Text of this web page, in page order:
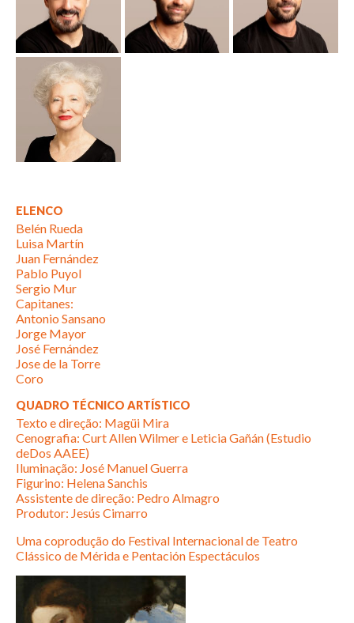
ELENCO
Belén Rueda
Luisa Martín
Juan Fernández
Pablo Puyol
Sergio Mur
Capitanes:
Antonio Sansano
Jorge Mayor
José Fernández
Jose de la Torre
Coro
QUADRO TÉCNICO ARTÍSTICO
Texto e direção: Magüi Mira
Cenografia: Curt Allen Wilmer e Leticia Gañán (Estudio
deDos AAEE)
Iluminação: José Manuel Guerra
Figurino: Helena Sanchis
Assistente de direção: Pedro Almagro
Produtor: Jesús Cimarro
Uma coprodução do Festival Internacional de Teatro
Clássico de Mérida e Pentación Espectáculos